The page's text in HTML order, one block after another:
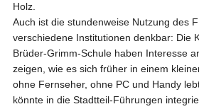
Holz.
Auch ist die stundenweise Nutzung des
verschiedene Institutionen denkbar: Die
Brüder-Grimm-Schule haben Interesse
zeigen, wie es sich früher in einem
ohne Fernseher, ohne PC und Handy
könnte in die Stadtteil-Führungen